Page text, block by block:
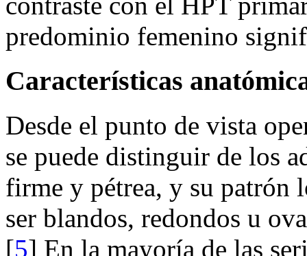
predominio femenino
Características
Desde el punto de vista
se puede distinguir de los
firme y pétrea, y su patrón
ser blandos, redondos u
[5] En la mayoría de las